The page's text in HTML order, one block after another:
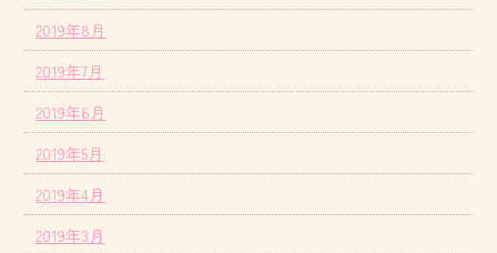
2019年8月
2019年7月
2019年6月
2019年5月
2019年4月
2019年3月